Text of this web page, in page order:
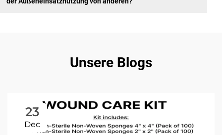
Unsere Blogs
23
Dec